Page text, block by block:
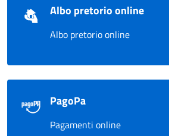
Albo pretorio online
Albo pretorio online
PagoPa
Pagamenti online